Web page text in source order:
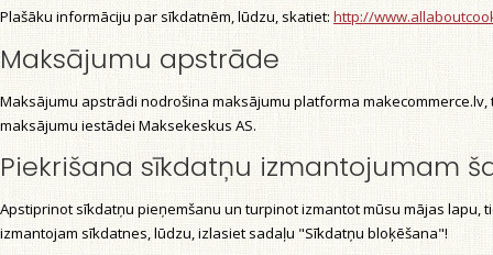
Plašāku informāciju par sīkdatnēm, lūdzu, skatiet: http://
Maksājumu apstrāde
Maksājumu apstrādi nodrošina maksājumu platforma
maksājumu iestādei Maksekeskus AS.
Piekrišana sīkdatņu izmantojumam
Apstiprinot sīkdatņu pieņemšanu un turpinot izmantot mūsu mājas lapu,
izmantojam sīkdatnes, lūdzu, izlasiet sadaļu "Sīkdatņu bloķēšana"!